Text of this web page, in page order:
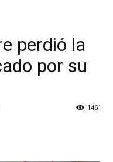
perdió la
por su
1461